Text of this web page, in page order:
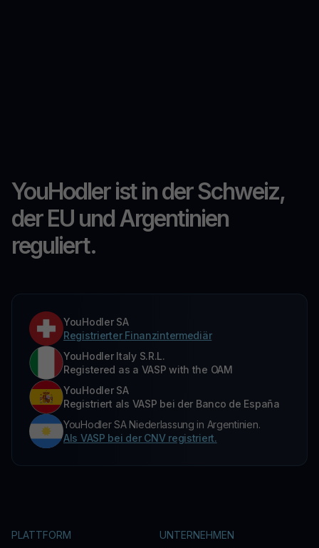
YouHodler ist in der Schweiz,
der EU und Argentinien
reguliert.
YouHodler SA
Registrierter Finanzintermediär
YouHodler Italy S.R.L.
Registered as a VASP with the OAM
YouHodler SA
Registriert als VASP bei der Banco de España
YouHodler SA Niederlassung in Argentinien.
Als VASP bei der CNV registriert.
PLATTFORM UNTERNEHMEN